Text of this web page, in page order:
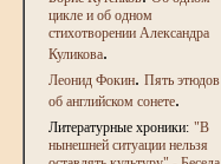
цикле и об одном
стихотворении Александра
Куликова.
Леонид Фокин. Пять этюдов
об английском сонете.
Литературные хроники: "В
нынешней ситуации нельзя